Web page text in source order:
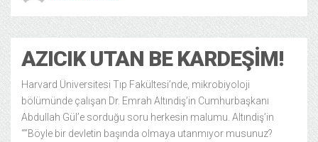
AZICIK UTAN BE KARDEŞIM!
Harvard Üniversitesi Tıp Fakültesi’nde, mikrobiyoloji
bölümünde çalışan Dr. Emrah Altındiş’in Cumhurbaşkanı
Abdullah Gül’e sorduğu soru herkesin malumu. Altındiş’in
“”Böyle bir devletin başında olmaya utanmıyor musunuz?